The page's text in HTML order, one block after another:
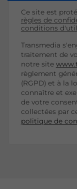
Ce site est
règles de
conditions
Transmedia
traitement de
notre site
règlement
(RGPD) et à la
connaître et
de votre
collectées par
politique de